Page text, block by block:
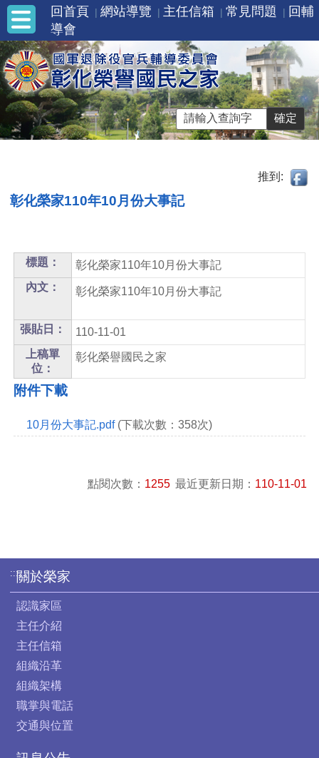
回首頁 網站導覽 主任信箱 常見問題
回輔
導會
推到:
彰化榮家110年10月份大事記
標題：
彰化榮家110年10月份大事記
內文：
彰化榮家110年10月份大事記
張貼日：
110-11-01
上稿單
位：
彰化榮譽國民之家
附件下載
10月份大事記.pdf(下載次數：358次)
點閱次數： 1255 最近更新日期： 110-11-01
:::關於榮家
認識家區
主任介紹
主任信箱
組織沿革
組織架構
職掌與電話
交通與位置